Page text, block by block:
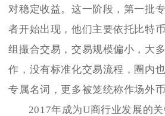
对稳定收益。这一阶段，第一批
者开始出现，他们主要依托比特
组撮合交易，交易规模偏小，大
作，没有标准化交易流程，圈内
专属名词，更多被笼统称作场外币
2017年成为U商行业发展的